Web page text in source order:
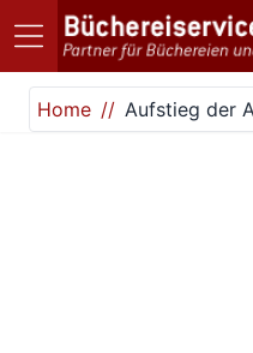
Direkt zum Inhalt
Home
Aufstieg der